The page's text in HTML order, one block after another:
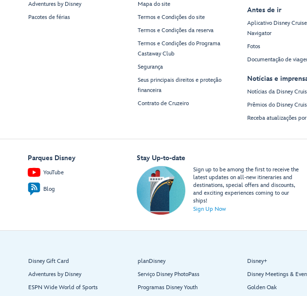
Adventures by Disney
Pacotes de férias
Mapa do site
Termos e Condições do site
Termos e Condições da reserva
Termos e Condições do Programa
Castaway Club
Segurança
Seus principais direitos e proteção
financeira
Contrato de Cruzeiro
Antes de ir
Aplicativo Disney
Navigator
Fotos
Documentação de
Notícias e
Notícias da Disney
Prêmios do Disney
Receba atualizações
Parques Disney
YouTube
Blog
Stay Up-to-date
Sign up to be among the first to receive the
latest updates on all-new itineraries and
destinations, special offers and discounts,
and exciting experiences coming to our
ships!
Sign Up Now
Disney Gift Card
Adventures by Disney
ESPN Wide World of Sports
planDisney
Serviço Disney PhotoPass
Programas Disney Youth
Disney+
Disney Meetings &
Golden Oak